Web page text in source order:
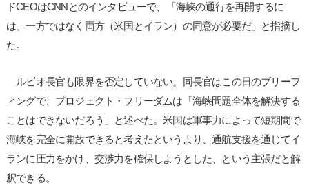
ドCEOはCNNとのインタビューで、「海峡の通行を再開するに
は、一方ではなく両方（米国とイラン）の同意が必要だ」と指摘し
た。
ルビオ長官も限界を否定していない。同長官はこの日のブリーフ
ィングで、プロジェクト・フリーダムは「海峡問題全体を解決する
ことはできないだろう」と述べた。米国は軍事力によって短期間で
海峡を完全に開放できると考えたというより、通航支援を通じてイ
ランに圧力をかけ、交渉力を確保しようとした、という主張だと解
釈できる。